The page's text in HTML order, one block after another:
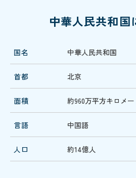
中華人民共和国
国名 中華人民共和国
首都 北京
面積 約960万平方キロメー
言語 中国語
人口 約14億人